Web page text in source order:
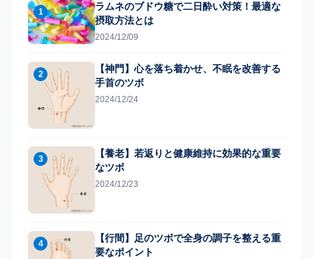
1
ラムネのブドウ糖で二日酔い対策！最適な
摂取方法とは
2024/12/09
2
【神門】心を落ち着かせ、不眠を改善する
手首のツボ
2024/12/24
3
【養老】若返りと健康維持に効果的な重要
なツボ
2024/12/23
4
【行間】足のツボで全身の調子を整える重
要なポイント